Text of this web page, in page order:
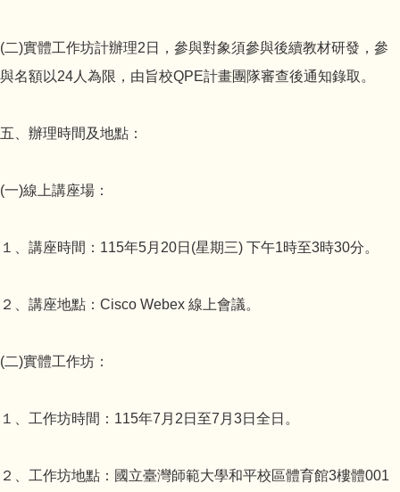
(二)實體工作坊計辦理2日，參與對象須參與後續教材研發，參
與名額以24人為限，由旨校QPE計畫團隊審查後通知錄取。
五、辦理時間及地點：
(一)線上講座場：
１、講座時間：115年5月20日(星期三) 下午1時至3時30分。
２、講座地點：Cisco Webex 線上會議。
(二)實體工作坊：
１、工作坊時間：115年7月2日至7月3日全日。
２、工作坊地點：國立臺灣師範大學和平校區體育館3樓體001